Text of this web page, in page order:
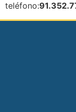
teléfono: